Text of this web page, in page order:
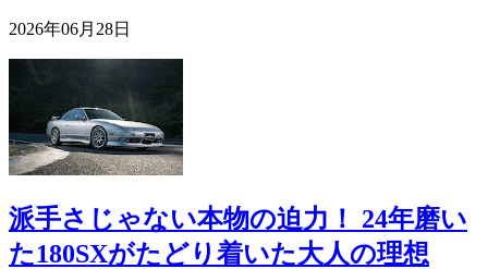
2026年06月28日
派手さじゃない本物の迫力！ 24年磨い
た180SXがたどり着いた大人の理想